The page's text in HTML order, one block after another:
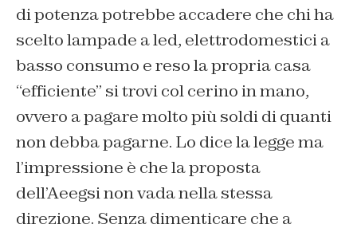
di potenza potrebbe accadere che chi ha
scelto lampade a led, elettrodomestici a
basso consumo e reso la propria casa
“efficiente” si trovi col cerino in mano,
ovvero a pagare molto più soldi di quanti
non debba pagarne. Lo dice la legge ma
l’impressione è che la proposta
dell’Aeegsi non vada nella stessa
direzione. Senza dimenticare che a